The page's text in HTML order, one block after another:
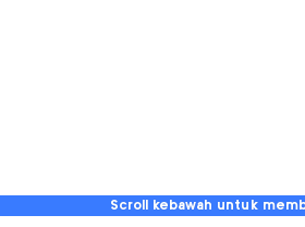
Scroll kebawah untuk